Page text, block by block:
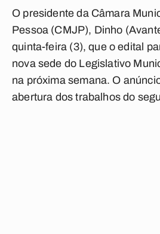
O presidente da Câmara
Pessoa (CMJP), Dinho
quinta-feira (3), que o edital
nova sede do Legislativo
na próxima semana. O
abertura dos trabalhos do